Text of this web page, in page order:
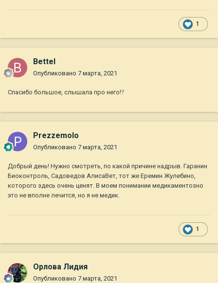
1
Bettel
Опубликовано 7 марта, 2021
Спасибо большое, слышала про него!?
Prezzemolo
Опубликовано 7 марта, 2021
Добрый день! Нужно смотреть, по какой причине надрыв. Гаранин
Биоконтроль, Садоведов АлисаВет, тот же Еремин Жулебино,
которого здесь очень ценят. В моем понимании медикаментозно
это не вполне лечится, но я не медик.
1
Орлова Лидия
Опубликовано 7 марта, 2021